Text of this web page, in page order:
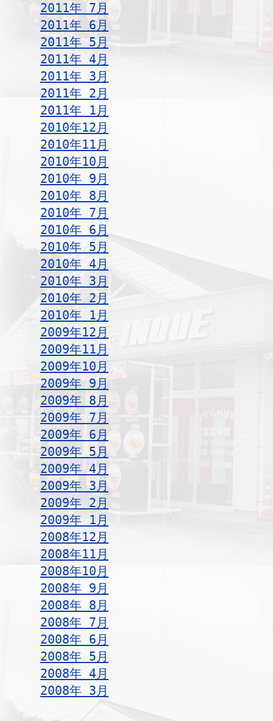
2011年 7月
2011年 6月
2011年 5月
2011年 4月
2011年 3月
2011年 2月
2011年 1月
2010年12月
2010年11月
2010年10月
2010年 9月
2010年 8月
2010年 7月
2010年 6月
2010年 5月
2010年 4月
2010年 3月
2010年 2月
2010年 1月
2009年12月
2009年11月
2009年10月
2009年 9月
2009年 8月
2009年 7月
2009年 6月
2009年 5月
2009年 4月
2009年 3月
2009年 2月
2009年 1月
2008年12月
2008年11月
2008年10月
2008年 9月
2008年 8月
2008年 7月
2008年 6月
2008年 5月
2008年 4月
2008年 3月